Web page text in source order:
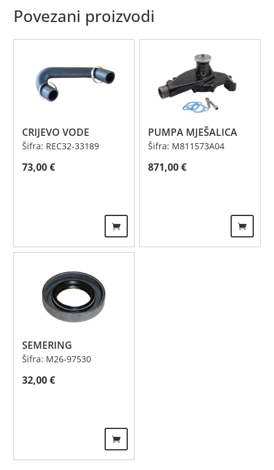
Povezani proizvodi
CRIJEVO VODE
Šifra: REC32-33189
73,00€
PUMPA MJEŠALICA
Šifra: M811573A04
871,00€
SEMERING
Šifra: M26-97530
32,00€